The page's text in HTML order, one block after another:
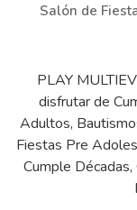
Salón de
PLAY
disfrutar de
Adultos,
Fiestas Pre
Cumple